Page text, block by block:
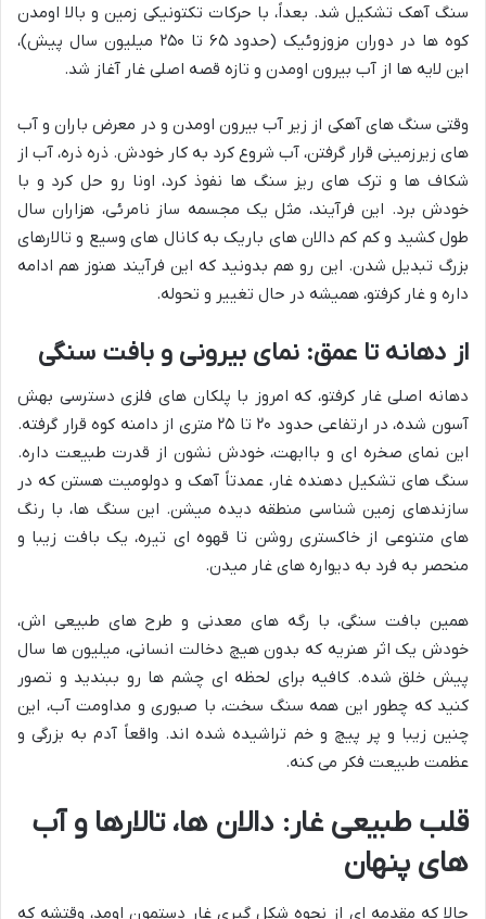
سنگ آهک تشکیل شد. بعداً، با حرکات تکتونیکی زمین و بالا اومدن
کوه ها در دوران مزوزوئیک (حدود ۶۵ تا ۲۵۰ میلیون سال پیش)،
این لایه ها از آب بیرون اومدن و تازه قصه اصلی غار آغاز شد.
وقتی سنگ های آهکی از زیر آب بیرون اومدن و در معرض باران و آب
های زیرزمینی قرار گرفتن، آب شروع کرد به کار خودش. ذره ذره، آب از
شکاف ها و ترک های ریز سنگ ها نفوذ کرد، اونا رو حل کرد و با
خودش برد. این فرآیند، مثل یک مجسمه ساز نامرئی، هزاران سال
طول کشید و کم کم دالان های باریک به کانال های وسیع و تالارهای
بزرگ تبدیل شدن. این رو هم بدونید که این فرآیند هنوز هم ادامه
داره و غار کرفتو، همیشه در حال تغییر و تحوله.
از دهانه تا عمق: نمای بیرونی و بافت سنگی
دهانه اصلی غار کرفتو، که امروز با پلکان های فلزی دسترسی بهش
آسون شده، در ارتفاعی حدود ۲۰ تا ۲۵ متری از دامنه کوه قرار گرفته.
این نمای صخره ای و باابهت، خودش نشون از قدرت طبیعت داره.
سنگ های تشکیل دهنده غار، عمدتاً آهک و دولومیت هستن که در
سازندهای زمین شناسی منطقه دیده میشن. این سنگ ها، با رنگ
های متنوعی از خاکستری روشن تا قهوه ای تیره، یک بافت زیبا و
منحصر به فرد به دیواره های غار میدن.
همین بافت سنگی، با رگه های معدنی و طرح های طبیعی اش،
خودش یک اثر هنریه که بدون هیچ دخالت انسانی، میلیون ها سال
پیش خلق شده. کافیه برای لحظه ای چشم ها رو ببندید و تصور
کنید که چطور این همه سنگ سخت، با صبوری و مداومت آب، این
چنین زیبا و پر پیچ و خم تراشیده شده اند. واقعاً آدم به بزرگی و
عظمت طبیعت فکر می کنه.
قلب طبیعی غار: دالان ها، تالارها و آب
های پنهان
حالا که مقدمه ای از نحوه شکل گیری غار دستمون اومد، وقتشه که